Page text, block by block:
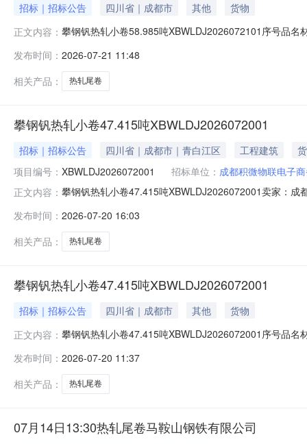
招标｜招标公告 四川省｜成都市 其他
货物
正文内容： 攀钢钒热轧小卷58.985吨XBWLDJ2026072101序号品
热轧尾卷（小卷）S355MC(X)2*1145*C攀钢钒1/1.9破
发布时间： 2026-07-21 11:48
相关产品：
热轧尾卷
攀钢钒热轧小卷47.415吨XBWLDJ2026072001
招标｜招标公告 四川省｜成都市｜青白江区 工程建筑
项目编号： XBWLDJ2026072001 招标单位： 成都积微物联电子
正文内容： 攀钢钒热轧小卷47.415吨XBWLDJ2026072001卖家：
1/1.795折边(因非计划产品的特殊性，可能存在与描述
发布时间： 2026-07-20 16:03
相关产品：
热轧尾卷
攀钢钒热轧小卷47.415吨XBWLDJ2026072001
招标｜招标公告 四川省｜成都市 其他
货物
正文内容： 攀钢钒热轧小卷47.415吨XBWLDJ2026072001序号品
卷）Q235B2.3*1250*C攀钢钒1/2.64折边(因非计划产品
发布时间： 2026-07-20 11:37
相关产品：
热轧尾卷
07月14日13:30热轧尾卷马鞍山钢铁有限公司